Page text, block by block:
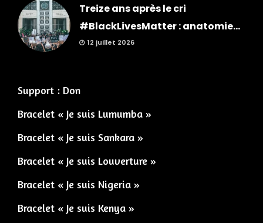
Treize ans après le cri
#BlackLivesMatter : anatomie...
12 juillet 2026
Support : Don
Bracelet « Je suis Lumumba »
Bracelet « Je suis Sankara »
Bracelet « Je suis Louverture »
Bracelet « Je suis Nigeria »
Bracelet « Je suis Kenya »